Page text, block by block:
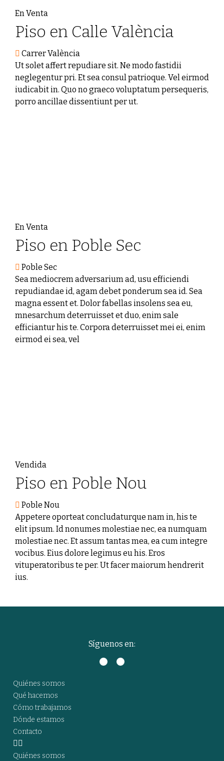
En Venta
Piso en Calle València
Carrer València
Ut solet affert repudiare sit. Ne modo fastidii
neglegentur pri. Et sea consul patrioque. Vel eirmod
iudicabit in. Quo no graeco voluptatum persequeris,
porro ancillae dissentiunt per ut.
En Venta
Piso en Poble Sec
Poble Sec
Sea mediocrem adversarium ad, usu efficiendi
repudiandae id, agam debet ponderum sea id. Sea
magna essent et. Dolor fabellas insolens sea eu,
mnesarchum deterruisset et duo, enim sale
efficiantur his te. Corpora deterruisset mei ei, enim
eirmod ei sea, vel
Vendida
Piso en Poble Nou
Poble Nou
Appetere oporteat concludaturque nam in, his te
elit ipsum. Id nonumes molestiae nec, ea numquam
molestiae nec. Et assum tantas mea, ea cum integre
vocibus. Eius dolore legimus eu his. Eros
vituperatoribus te per. Ut facer maiorum hendrerit
ius.
Síguenos en:
Quiénes somos
Qué hacemos
Cómo trabajamos
Dónde estamos
Contacto
Quiénes somos